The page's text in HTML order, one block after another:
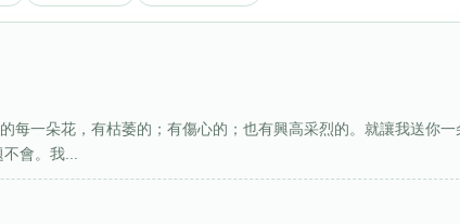
每一朵花，有枯萎的；有傷心的；也有興高采烈的。就讓我送你一
會。我...